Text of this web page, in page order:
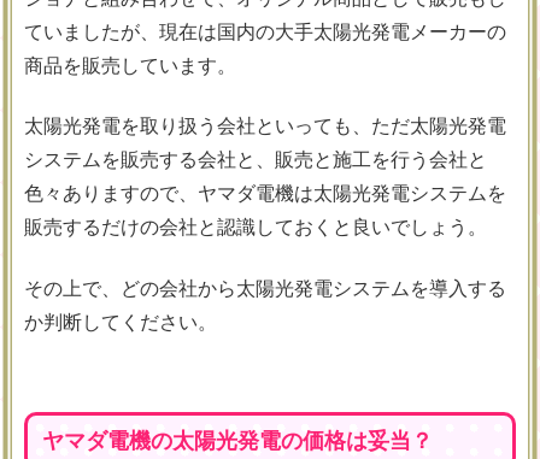
ていましたが、現在は国内の大手太陽光発電メーカーの
商品を販売しています。
太陽光発電を取り扱う会社といっても、ただ太陽光発電
システムを販売する会社と、販売と施工を行う会社と
色々ありますので、ヤマダ電機は太陽光発電システムを
販売するだけの会社と認識しておくと良いでしょう。
その上で、どの会社から太陽光発電システムを導入する
か判断してください。
ヤマダ電機の太陽光発電の価格は妥当？